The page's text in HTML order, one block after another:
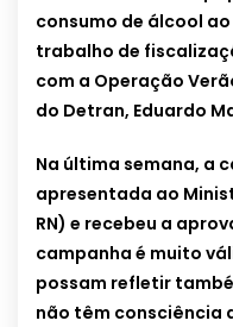
consumo de álcool
trabalho de
com a Operação
do Detran, Eduardo
Na última semana, a
apresentada ao
RN) e recebeu a
campanha é muito
possam refletir
não têm consciência